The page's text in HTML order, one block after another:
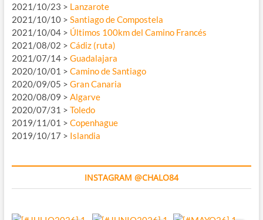
2021/10/23 > Lanzarote
2021/10/10 > Santiago de Compostela
2021/10/04 > Últimos 100km del Camino Francés
2021/08/02 > Cádiz (ruta)
2021/07/14 > Guadalajara
2020/10/01 > Camino de Santiago
2020/09/05 > Gran Canaria
2020/08/09 > Algarve
2020/07/31 > Toledo
2019/11/01 > Copenhague
2019/10/17 > Islandia
INSTAGRAM @CHALO84